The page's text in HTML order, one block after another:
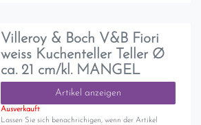
Villeroy & Boch V&B Fiori
weiss Kuchenteller Teller Ø
ca. 21 cm/kl. MANGEL
Artikel anzeigen
Ausverkauft
Lassen Sie sich benachrichigen, wenn der Artikel